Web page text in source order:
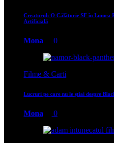
Creatorul: O Călătorie SF în Lumea
Artificială
Mona 0
Filme & Carti
Lucruri pe care nu le știai despre
Mona 0